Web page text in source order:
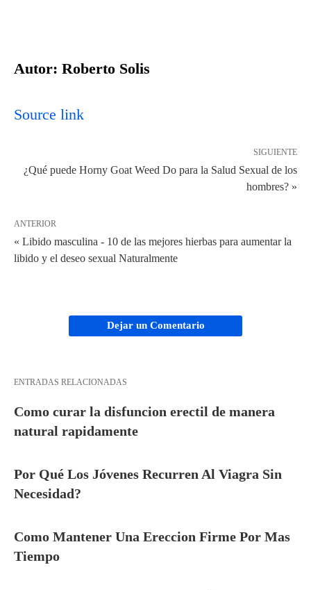
Autor: Roberto Solis
Source link
SIGUIENTE
¿Qué puede Horny Goat Weed Do para la Salud Sexual de los
hombres? »
ANTERIOR
« Libido masculina - 10 de las mejores hierbas para aumentar la
libido y el deseo sexual Naturalmente
Dejar un Comentario
ENTRADAS RELACIONADAS
Como curar la disfuncion erectil de manera
natural rapidamente
Por Qué Los Jóvenes Recurren Al Viagra Sin
Necesidad?
Como Mantener Una Ereccion Firme Por Mas
Tiempo